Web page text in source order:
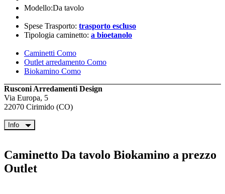
Modello:Da tavolo
Spese Trasporto: trasporto escluso
Tipologia caminetto: a bioetanolo
Caminetti Como
Outlet arredamento Como
Biokamino Como
Rusconi Arredamenti Design
Via Europa, 5
22070 Cirimido (CO)
Info
Caminetto Da tavolo Biokamino a prezzo
Outlet